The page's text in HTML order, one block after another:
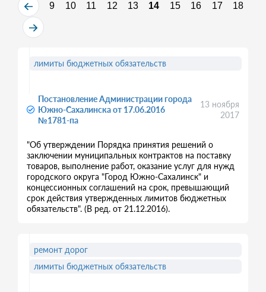
9 10 11 12 13 14 15 16 17 18
Постановление Администрации города
Южно-Сахалинска от 17.06.2016
№1781-па
13 ноября
2017
"Об утверждении Порядка принятия решений о
заключении муниципальных контрактов на поставку
товаров, выполнение работ, оказание услуг для нужд
городского округа "Город Южно-Сахалинск" и
концессионных соглашений на срок, превышающий
срок действия утвержденных лимитов бюджетных
обязательств". (В ред. от 21.12.2016).
лимиты бюджетных обязательств
ремонт дорог
лимиты бюджетных обязательств